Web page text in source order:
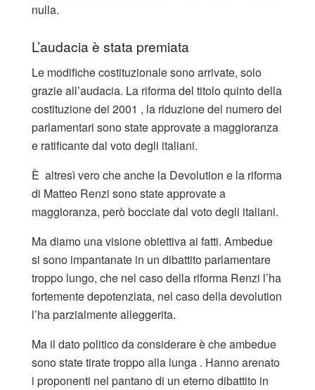
nulla.
L’audacia è stata premiata
Le modifiche costituzionale sono arrivate, solo
grazie all’audacia. La riforma del titolo quinto della
costituzione dei 2001 , la riduzione del numero dei
parlamentari sono state approvate a maggioranza
e ratificante dal voto degli italiani.
È altresì vero che anche la Devolution e la riforma
di Matteo Renzi sono state approvate a
maggioranza, però bocciate dal voto degli italiani.
Ma diamo una visione obiettiva ai fatti. Ambedue
si sono impantanate in un dibattito parlamentare
troppo lungo, che nel caso della riforma Renzi l’ha
fortemente depotenziata, nel caso della devolution
l’ha parzialmente alleggerita.
Ma il dato politico da considerare è che ambedue
sono state tirate troppo alla lunga . Hanno arenato
i proponenti nel pantano di un eterno dibattito in